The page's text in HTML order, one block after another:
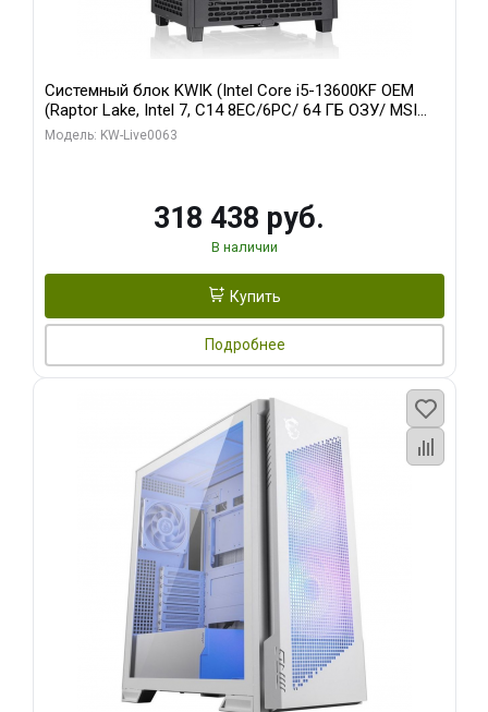
Системный блок KWIK (Intel Core i5-13600KF OEM
(Raptor Lake, Intel 7, C14 8EC/6PC/ 64 ГБ ОЗУ/ MSI
RTX5080 VENTUS 3X OC 16GB GDDR7 256bit 3xDP
Модель: KW-Live0063
318 438 руб.
В наличии
Купить
Подробнее